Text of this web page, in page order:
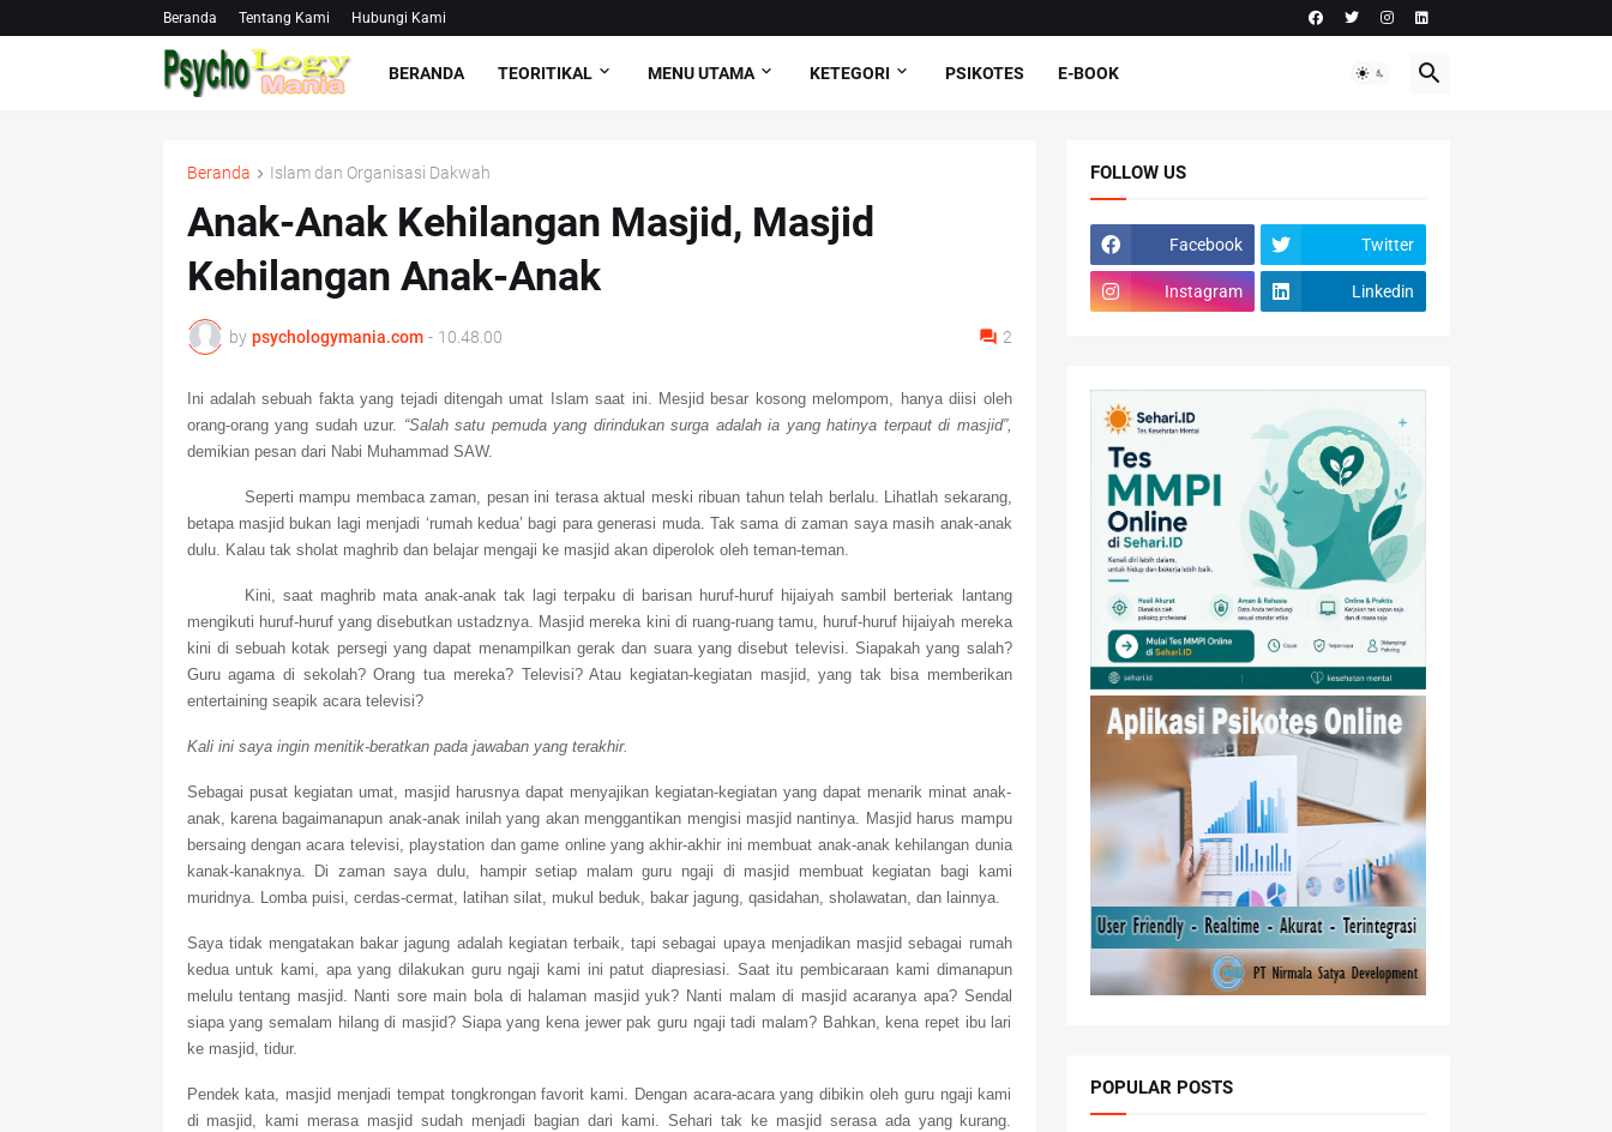
Beranda Tentang Kami Hubungi Kami
BERANDA TEORITIKAL MENU UTAMA KETEGORI PSIKOTES E-BOOK
Beranda Islam dan Organisasi Dakwah
Anak-Anak Kehilangan Masjid, Masjid
Kehilangan Anak-Anak
by psychologymania.com - 10.48.00 2
Ini adalah sebuah fakta yang tejadi ditengah umat Islam saat ini. Mesjid besar kosong melompom, hanya diisi oleh
orang-orang yang sudah uzur. “Salah satu pemuda yang dirindukan surga adalah ia yang hatinya terpaut di masjid”,
demikian pesan dari Nabi Muhammad SAW.
Seperti mampu membaca zaman, pesan ini terasa aktual meski ribuan tahun telah berlalu. Lihatlah sekarang,
betapa masjid bukan lagi menjadi ‘rumah kedua’ bagi para generasi muda. Tak sama di zaman saya masih anak-anak
dulu. Kalau tak sholat maghrib dan belajar mengaji ke masjid akan diperolok oleh teman-teman.
Kini, saat maghrib mata anak-anak tak lagi terpaku di barisan huruf-huruf hijaiyah sambil berteriak lantang
mengikuti huruf-huruf yang disebutkan ustadznya. Masjid mereka kini di ruang-ruang tamu, huruf-huruf hijaiyah mereka
kini di sebuah kotak persegi yang dapat menampilkan gerak dan suara yang disebut televisi. Siapakah yang salah?
Guru agama di sekolah? Orang tua mereka? Televisi? Atau kegiatan-kegiatan masjid, yang tak bisa memberikan
entertaining seapik acara televisi?
Kali ini saya ingin menitik-beratkan pada jawaban yang terakhir.
Sebagai pusat kegiatan umat, masjid harusnya dapat menyajikan kegiatan-kegiatan yang dapat menarik minat anak-
anak, karena bagaimanapun anak-anak inilah yang akan menggantikan mengisi masjid nantinya. Masjid harus mampu
bersaing dengan acara televisi, playstation dan game online yang akhir-akhir ini membuat anak-anak kehilangan dunia
kanak-kanaknya. Di zaman saya dulu, hampir setiap malam guru ngaji di masjid membuat kegiatan bagi kami
muridnya. Lomba puisi, cerdas-cermat, latihan silat, mukul beduk, bakar jagung, qasidahan, sholawatan, dan lainnya.
Saya tidak mengatakan bakar jagung adalah kegiatan terbaik, tapi sebagai upaya menjadikan masjid sebagai rumah
keduauntuk kami, apa yang dilakukan guru ngaji kami ini patut diapresiasi. Saat itu pembicaraan kami dimanapun
melulu tentang masjid. Nanti sore main bola di halaman masjid yuk? Nanti malam di masjid acaranya apa? Sendal
siapa yang semalam hilang di masjid? Siapa yang kena jewer pak guru ngaji tadi malam? Bahkan, kena repet ibu lari
ke masjid, tidur.
Pendek kata, masjid menjadi tempat tongkrongan favorit kami. Dengan acara-acara yang dibikin oleh guru ngaji kami
di masjid, kami merasa masjid sudah menjadi bagian dari kami. Sehari tak ke masjid serasa ada yang kurang.
FOLLOW US
Facebook Twitter
Instagram Linkedin
POPULAR POSTS